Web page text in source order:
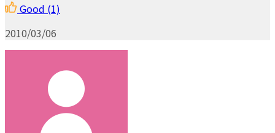
Good (1)
2010/03/06